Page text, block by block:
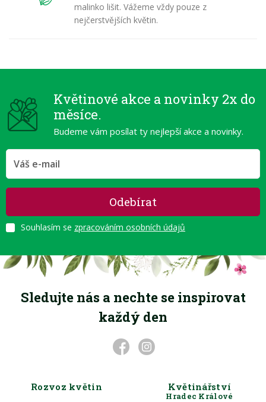
malinko lišit. Vážeme vždy pouze z
nejčerstvějších květin.
Květinové akce a novinky 2x do
měsíce.
Budeme vám posílat ty nejlepší akce a novinky.
Odebírat
Souhlasím se zpracováním osobních údajů
Sledujte nás a nechte se inspirovat
každý den
Rozvoz květin Květinářství
Hradec Králové